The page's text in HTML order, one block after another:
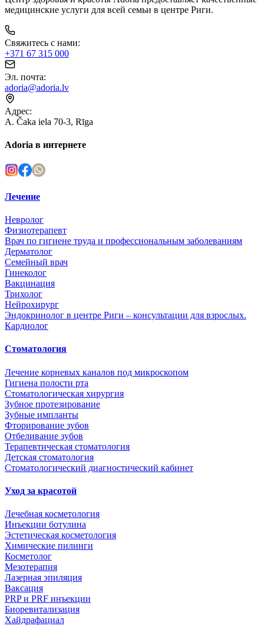
медицинские услуги для всей семьи в центре Риги.
Свяжитесь с нами:
+371 67 315 000
Эл. почта:
adoria@adoria.lv
Адрес:
A. Čaka iela 70-3, Rīga
Adoria в интернете
Лечение
Невролог
Физиотерапевт
Врач по гигиене труда и профессиональным заболеваниям
Дерматолог
Семейный врач
Гинеколог
Вакцинация
Трихолог
Нейрохирург
Эндокринолог в центре Риги – консультации для взрослых.
Кардиолог
Стоматология
Лечение корневых каналов под микроскопом
Гигиена полости рта
Стоматологическая хирургия
Зубное протезирование
Зубные импланты
Фторирование зубов
Отбеливание зубов
Терапевтическая стоматология
Детская стоматология
Стоматологический диагностический кабинет
Уход за красотой
Лечебная косметология
Инъекции ботулина
Эстетическая косметология
Химические пилинги
Косметолог
Мезотерапия
Лазерная эпиляция
Ваксация
PRP и PRF инъекции
Биоревитализация
Хайдрафациал